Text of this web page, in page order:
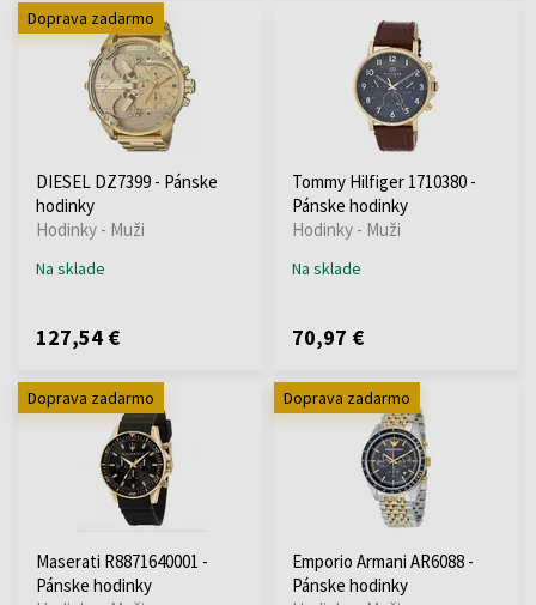
Doprava zadarmo
DIESEL DZ7399 - Pánske
hodinky
Hodinky - Muži
Na sklade
127,54 €
Tommy Hilfiger 1710380 -
Pánske hodinky
Hodinky - Muži
Na sklade
70,97 €
Doprava zadarmo
Maserati R8871640001 -
Pánske hodinky
Doprava zadarmo
Emporio Armani AR6088 -
Pánske hodinky